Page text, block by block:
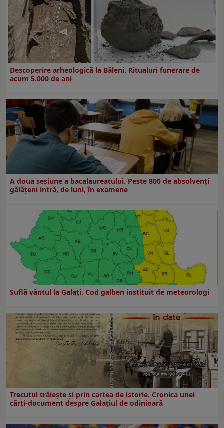
Descoperire arheologică la Băleni. Ritualuri funerare de
acum 5.000 de ani
A doua sesiune a bacalaureatului. Peste 800 de absolvenţi
gălăţeni intră, de luni, în examene
Suflă vântul la Galaţi. Cod galben instituit de meteorologi
Trecutul trăiește și prin cartea de istorie. Cronica unei
cărți-document despre Galațiul de odinioară